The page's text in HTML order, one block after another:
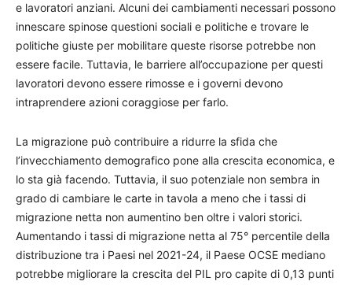
e lavoratori anziani. Alcuni dei cambiamenti necessari possono
innescare spinose questioni sociali e politiche e trovare le
politiche giuste per mobilitare queste risorse potrebbe non
essere facile. Tuttavia, le barriere all’occupazione per questi
lavoratori devono essere rimosse e i governi devono
intraprendere azioni coraggiose per farlo.
La migrazione può contribuire a ridurre la sfida che
l’invecchiamento demografico pone alla crescita economica, e
lo sta già facendo. Tuttavia, il suo potenziale non sembra in
grado di cambiare le carte in tavola a meno che i tassi di
migrazione netta non aumentino ben oltre i valori storici.
Aumentando i tassi di migrazione netta al 75° percentile della
distribuzione tra i Paesi nel 2021-24, il Paese OCSE mediano
potrebbe migliorare la crescita del PIL pro capite di 0,13 punti